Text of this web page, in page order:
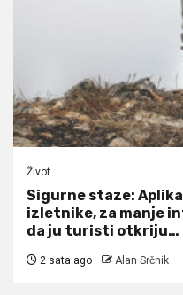
Život
Sigurne staze:
izletnike, za manje
da ju turisti otkriju…
2 sata ago Alan Srčnik